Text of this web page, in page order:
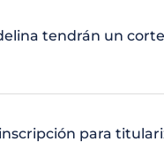
tendrán un
para